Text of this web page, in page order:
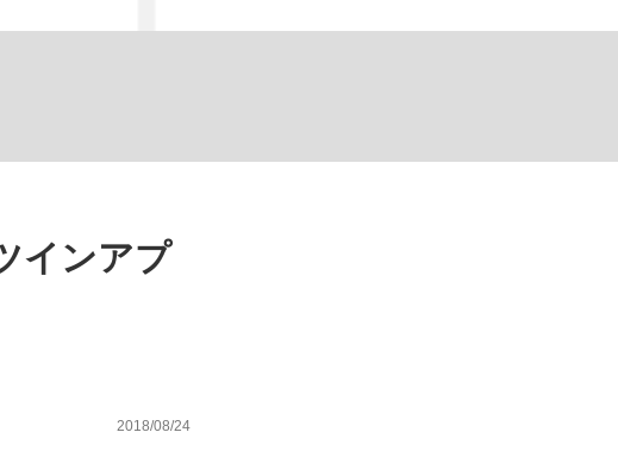
れているのが悲しい」『北の国から』倉本聰氏（91...
インアプ
2018/08/24